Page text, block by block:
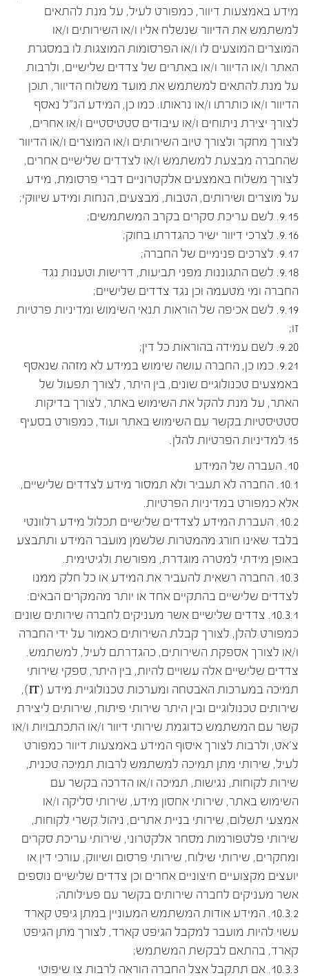
מידע באמצעות דיוור, כמפורט לעיל, על מנת להתאים
למשתמש את הדיוור שנשלח אליו ו/או השירותים ו/או
המוצרים המוצעים לו ו/או הפרסומות המוצגות לו במסגרת
האתר ו/או הדיוור ו/או באתרים של צדדים שלישיים, ולרבות
על מנת להתאים למשתמש את מועד משלוח הדיוור, תוכן
הדיוור ו/או כותרתו ו/או נראותו. כמו כן, המידע הנ"ל נאסף
לצורך יצירת ניתוחים ו/או עיבודים סטטיסטיים ו/או אחרים,
לצורך מחקר ולצורך טיוב השירותים ו/או המוצרים ו/או הדיוור
שהחברה מבצעת למשתמש ו/או לצדדים שלישיים אחרים,
לצורך משלוח באמצעים אלקטרוניים דברי פרסומת, מידע
על מוצרים ושירותים, הטבות, מבצעים, הנחות ומידע שיווקי;
9.15. לשם עריכת סקרים בקרב המשתמשים;
9.16. לצרכי דיוור ישיר כהגדרתו בחוק;
9.17. לצרכים פנימיים של החברה;
9.18. לשם התגוננות מפני תביעות, דרישות וטענות נגד
החברה ומי מטעמה וכן נגד צדדים שלישיים;
9.19. לשם אכיפה של הוראות תנאי השימוש ומדיניות פרטיות
זו;
9.20. לשם עמידה בהוראות כל דין;
9.21. כמו כן, החברה עושה שימוש במידע לא מזהה שנאסף
באמצעים טכנולוגיים שונים, בין היתר, לצורך תפעול של
האתר, על מנת להקל את השימוש באתר, לצורך בדיקות
סטטיסטיות בקשר עם השימוש באתר ועוד, כמפורט בסעיף
15 למדיניות הפרטיות להלן.
10. העברה של המידע
10.1. החברה לא תעביר ולא תמסור מידע לצדדים שלישיים,
אלא כמפורט במדיניות הפרטיות.
10.2. העברת המידע לצדדים שלישיים תכלול מידע רלוונטי
בלבד שאינו חורג מהמטרות שלשמן מועבר המידע ותתבצע
באופן מידתי למטרה מוגדרת, מפורשת ולגיטימית.
10.3. החברה רשאית להעביר את המידע או כל חלק ממנו
לצדדים שלישיים בהתקיים אחד או יותר מהמקרים הבאים:
10.3.1. צדדים שלישיים אשר מעניקים לחברה שירותים שונים
כמפורט להלן, לצורך קבלת השירותים כאמור על ידי החברה
ו/או לצורך אספקת השירותים, כהגדרתם לעיל, למשתמש.
צדדים שלישיים אלה עשויים להיות, בין היתר, ספקי שירותי
תמיכה במערכות האבטחה ומערכות טכנולוגיית מידע (IT),
שירותים טכנולוגיים ובין היתר שירותי פיתוח, שירותים ליצירת
קשר עם המשתמש כדוגמת שירותי דיוור ו/או התכתבויות ו/או
צ'אט, ולרבות לצורך איסוף המידע באמצעות דיוור כמפורט
לעיל, שירותי מתן תמיכה למשתמש לרבות תמיכה טכנית,
שירות לקוחות, נגישות, תמיכה ו/או הדרכה בקשר עם
השימוש באתר, שירותי אחסון מידע, שירותי סליקה ו/או
אמצעי תשלום, שירותי בניית אתרים, ניהול קשרי לקוחות,
שירותי פלטפורמות מסחר אלקטרוני, שירותי עריכת סקרים
ומחקרים, שירותי שילוח, שירותי פרסום ושיווק, עורכי דין או
יועצים מקצועיים חיצוניים אחרים וכן צדדים שלישיים נוספים
אשר מעניקים לחברה שירותים בקשר עם פעילותה;
10.3.2. המידע אודות המשתמש המעוניין במתן גיפט קארד
עשוי להיות מועבר למקבל הגיפט קארד, לצורך מתן הגיפט
קארד, בהתאם לבקשת המשתמש;
10.3.3. אם תתקבל אצל החברה הוראה לרבות צו שיפוטי